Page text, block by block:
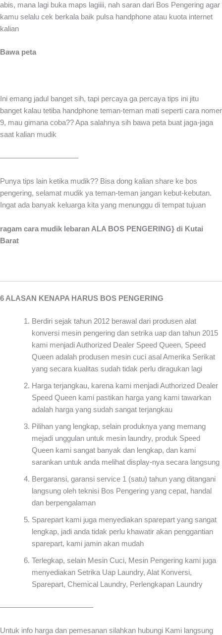
abis, mana lagi buka maps lagiiii, nah saran dari Bos Pengering agar
kamu selalu cek berkala baik pulsa handphone atau kuota internet
kalian
Bawa peta
Ini emang jadul banget sih, tapi percaya ga percaya tips ini jitu
banget kalau tetiba handphone teman-teman mati seperti cara nomer
9, mau gimana coba?? Apa salahnya sih bawa peta buat jaga-jaga
saat kalian mudik
——————————–
Punya tips lain ketika mudik?? Bisa dong kalian share ke bos
pengering, selamat mudik ya teman-teman jangan kebut-kebutan.
Ingat ada banyak keluarga kita yang menunggu di tempat tujuan
ragam cara mudik lebaran ALA BOS PENGERING} di Kutai
Barat
6 ALASAN KENAPA HARUS BOS PENGERING
Berdiri sejak tahun 2012 berawal dari produsen alat
konversi mesin pengering dan setrika uap dan tahun 2015
kami menjadi Authorized Dealer Speed Queen, Speed
Queen adalah produsen mesin cuci asal Amerika Serikat
yang secara kualitas sudah tidak perlu diragukan lagi
Harga terjangkau, karena kami menjadi Authorized Dealer
Speed Queen kami pastikan harga yang kami tawarkan
adalah harga yang sudah sangat terjangkau
Pilihan yang lengkap, selain produknya yang memang
mejadi unggulan untuk mesin laundry, produk Speed
Queen kami sangat banyak dan lengkap, dan kami
sarankan untuk anda melihat display-nya secara langsung
Bergaransi, garansi service 1 (satu) tahun yang ditangani
langsung oleh teknisi Bos Pengering yang cepat, handal
dan berpengalaman
Sparepart kami juga menyediakan sparepart yang sangat
lengkap, jadi anda tidak perlu khawatir akan penggantian
sparepart, kami jamin akan mudah
Terlegkap, selain Mesin Cuci, Mesin Pengering kami juga
menyediakan Setrika Uap Laundry, Alat Konversi,
Sparepart, Chemical Laundry, Perlengkapan Laundry
————————————–
Untuk info harga dan pemesanan silahkan hubungi Kami langsung